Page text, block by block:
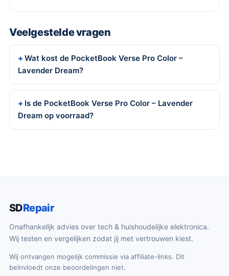
Veelgestelde vragen
Wat kost de PocketBook Verse Pro Color –
Lavender Dream?
Is de PocketBook Verse Pro Color – Lavender
Dream op voorraad?
SDRepair
Onafhankelijk advies over tech & huishoudelijke elektronica.
Wij testen en vergelijken zodat jij met vertrouwen kiest.
Wij ontvangen mogelijk commissie via affiliate-links. Dit
beïnvloedt onze beoordelingen niet.